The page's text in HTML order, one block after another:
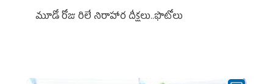
మూడో రోజు రిలే నిరాహార దీక్షలు..ఫొటోలు